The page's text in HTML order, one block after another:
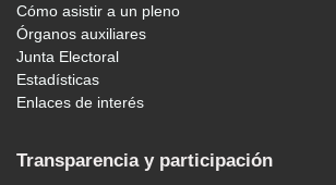
Cómo asistir a un pleno
Órganos auxiliares
Junta Electoral
Estadísticas
Enlaces de interés
Transparencia y participación